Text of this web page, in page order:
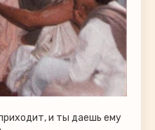
и ты даешь ему